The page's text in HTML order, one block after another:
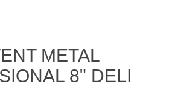
METAL
8" DELI